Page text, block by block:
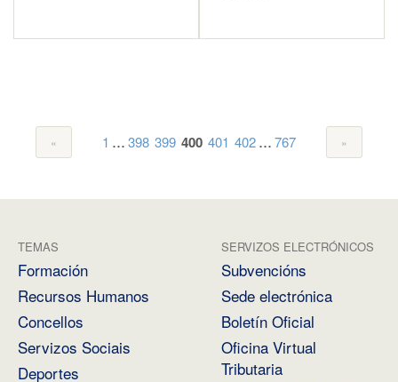
1 ...398 399 400 401 402...767
TEMAS
Formación
Recursos Humanos
Concellos
Servizos Sociais
Deportes
SERVIZOS ELECTRÓNICOS
Subvencións
Sede electrónica
Boletín Oficial
Oficina Virtual
Tributaria